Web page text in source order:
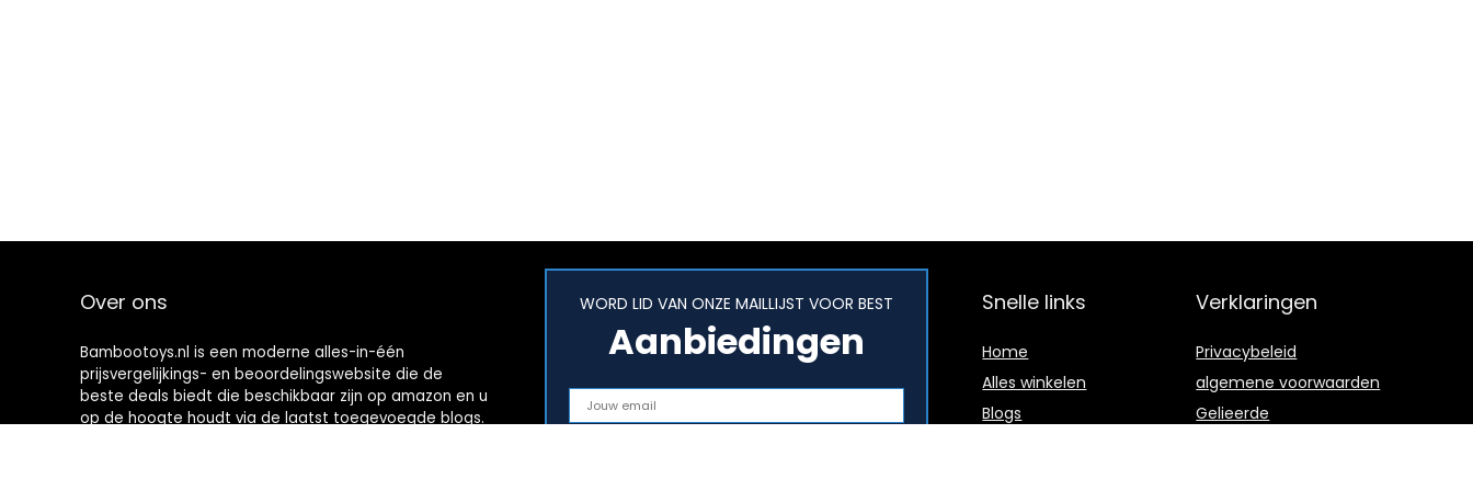
Over ons
Bambootoys.nl is een moderne alles-in-één
prijsvergelijkings- en beoordelingswebsite die de
beste deals biedt die beschikbaar zijn op amazon en u
op de hoogte houdt via de laatst toegevoegde blogs.
WORD LID VAN ONZE MAILLIJST VOOR BEST
Aanbiedingen
Snelle links
Home
Alles winkelen
Blogs
Verklaringen
Privacybeleid
algemene voorwaarden
Gelieerde